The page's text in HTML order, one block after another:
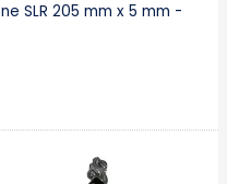
SLR 205 mm x 5 mm -